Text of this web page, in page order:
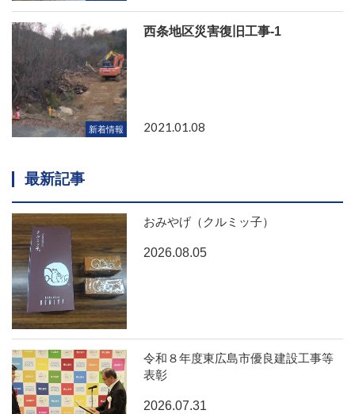
新着情報
西条地区災害復旧工事-1
2021.01.08
最新記事
おみやげ（クルミッ子）
2026.08.05
令和８年度東広島市優良建設工事等
表彰
2026.07.31